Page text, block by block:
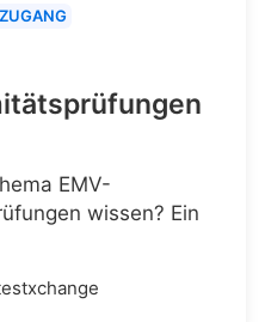
EMV-
wissen? Ein